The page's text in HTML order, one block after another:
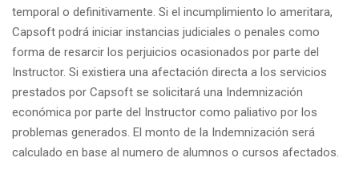
temporal o definitivamente. Si el incumplimiento lo ameritara,
Capsoft podrá iniciar instancias judiciales o penales como
forma de resarcir los perjuicios ocasionados por parte del
Instructor. Si existiera una afectación directa a los servicios
prestados por Capsoft se solicitará una Indemnización
económica por parte del Instructor como paliativo por los
problemas generados. El monto de la Indemnización será
calculado en base al numero de alumnos o cursos afectados.